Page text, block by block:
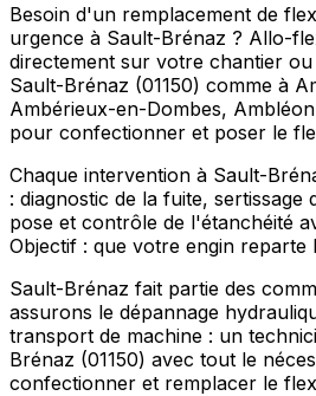
Besoin d'un remplacement de
urgence à Sault-Brénaz ? Allo-
directement sur votre chantier
Sault-Brénaz (01150) comme à
Ambérieux-en-Dombes,
pour confectionner et poser le
Chaque intervention à Sault-
: diagnostic de la fuite,
pose et contrôle de l'étanchéité
Objectif : que votre engin reparte
Sault-Brénaz fait partie des
assurons le dépannage
transport de machine : un
Brénaz (01150) avec tout le
confectionner et remplacer le